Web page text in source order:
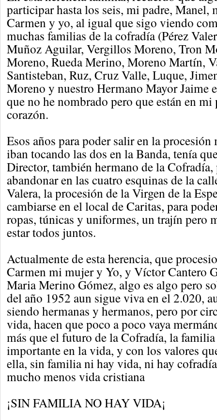
participar hasta los seis, mi padre, Manel,
Carmen y yo, al igual que sigo viendo
muchas familias de la cofradía (Pérez
Muñoz Aguilar, Vergillos Moreno, Tron
Moreno, Rueda Merino, Moreno Martín,
Santisteban, Ruz, Cruz Valle, Luque,
Moreno y nuestro Hermano Mayor Jaime
que no he nombrado pero que están en
corazón.
Esos años para poder salir en la
iban tocando las dos en la Banda, tenía
Director, también hermano de la Cofradía,
abandonar en las cuatro esquinas de la
Valera, la procesión de la Virgen de la
cambiarse en el local de Caritas, para
ropas, túnicas y uniformes, un trajín pero
estar todos juntos.
Actualmente de esta herencia, que
Carmen mi mujer y Yo, y Víctor Cantero
Maria Merino Gómez, algo es algo pero
del año 1952 aun sigue viva en el 2.020,
siendo hermanas y hermanos, pero por
vida, hacen que poco a poco vaya
más que el futuro de la Cofradía, la familia
importante en la vida, y con los valores
ella, sin familia ni hay vida, ni hay
mucho menos vida cristiana
¡SIN FAMILIA NO HAY VIDA¡